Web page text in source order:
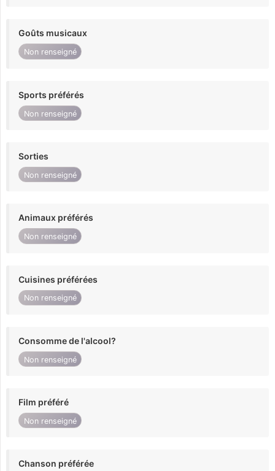
Goûts musicaux
Non renseigné
Sports préférés
Non renseigné
Sorties
Non renseigné
Animaux préférés
Non renseigné
Cuisines préférées
Non renseigné
Consomme de l'alcool?
Non renseigné
Film préféré
Non renseigné
Chanson préférée